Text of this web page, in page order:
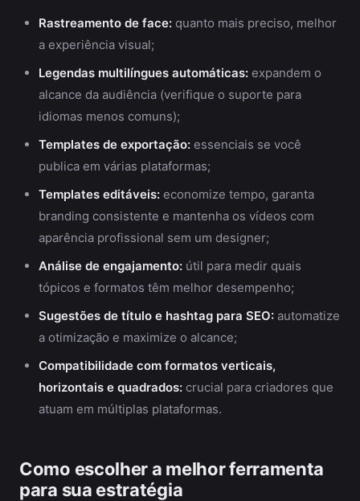
Rastreamento de face: quanto mais preciso, melhor
a experiência visual;
Legendas multilíngues automáticas: expandem o
alcance da audiência (verifique o suporte para
idiomas menos comuns);
Templates de exportação: essenciais se você
publica em várias plataformas;
Templates editáveis: economize tempo, garanta
branding consistente e mantenha os vídeos com
aparência profissional sem um designer;
Análise de engajamento: útil para medir quais
tópicos e formatos têm melhor desempenho;
Sugestões de título e hashtag para SEO: automatize
a otimização e maximize o alcance;
Compatibilidade com formatos verticais,
horizontais e quadrados: crucial para criadores que
atuam em múltiplas plataformas.
Como escolher a melhor ferramenta
para sua estratégia